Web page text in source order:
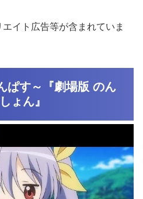
イト広告等が含まれていま
ぱす～『劇場版 のん
ょん』